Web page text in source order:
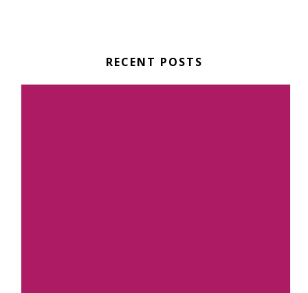
RECENT POSTS